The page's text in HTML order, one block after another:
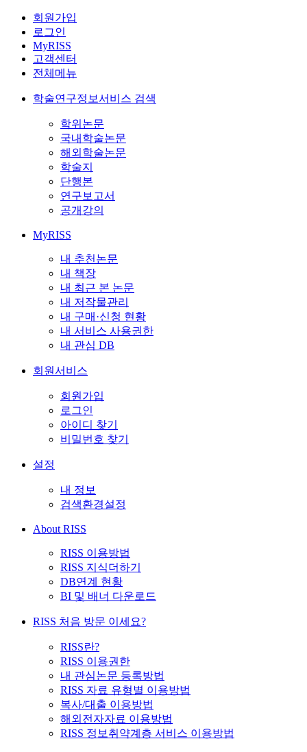
회원가입
로그인
MyRISS
고객센터
전체메뉴
학술연구정보서비스 검색
학위논문
국내학술논문
해외학술논문
학술지
단행본
연구보고서
공개강의
MyRISS
내 추천논문
내 책장
내 최근 본 논문
내 저작물관리
내 구매·신청 현황
내 서비스 사용권한
내 관심 DB
회원서비스
회원가입
로그인
아이디 찾기
비밀번호 찾기
설정
내 정보
검색환경설정
About RISS
RISS 이용방법
RISS 지식더하기
DB연계 현황
BI 및 배너 다운로드
RISS 처음 방문 이세요?
RISS란?
RISS 이용권한
내 관심논문 등록방법
RISS 자료 유형별 이용방법
복사/대출 이용방법
해외전자자료 이용방법
RISS 정보취약계층 서비스 이용방법